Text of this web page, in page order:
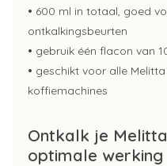
• 600 ml in totaal, goed
ontkalkingsbeurten
• gebruik één flacon van
• geschikt voor alle
koffiemachines
Ontkalk je
optimale werking